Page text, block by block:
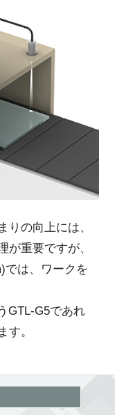
りの向上には、
が重要ですが、
では、ワークを
GTL-G5であれ
す。